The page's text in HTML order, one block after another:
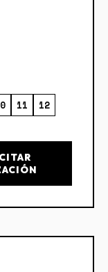
11 12